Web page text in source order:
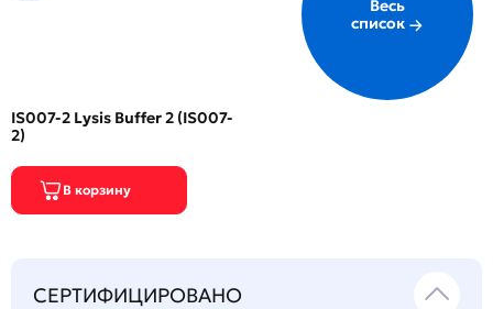
IS007-2 Lysis Buffer 2 (IS007-
2)
Весь
список
СЕРТИФИЦИРОВАНО